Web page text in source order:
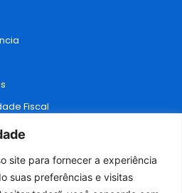
site para fornecer a experiência
suas preferências e visitas
Fiscal